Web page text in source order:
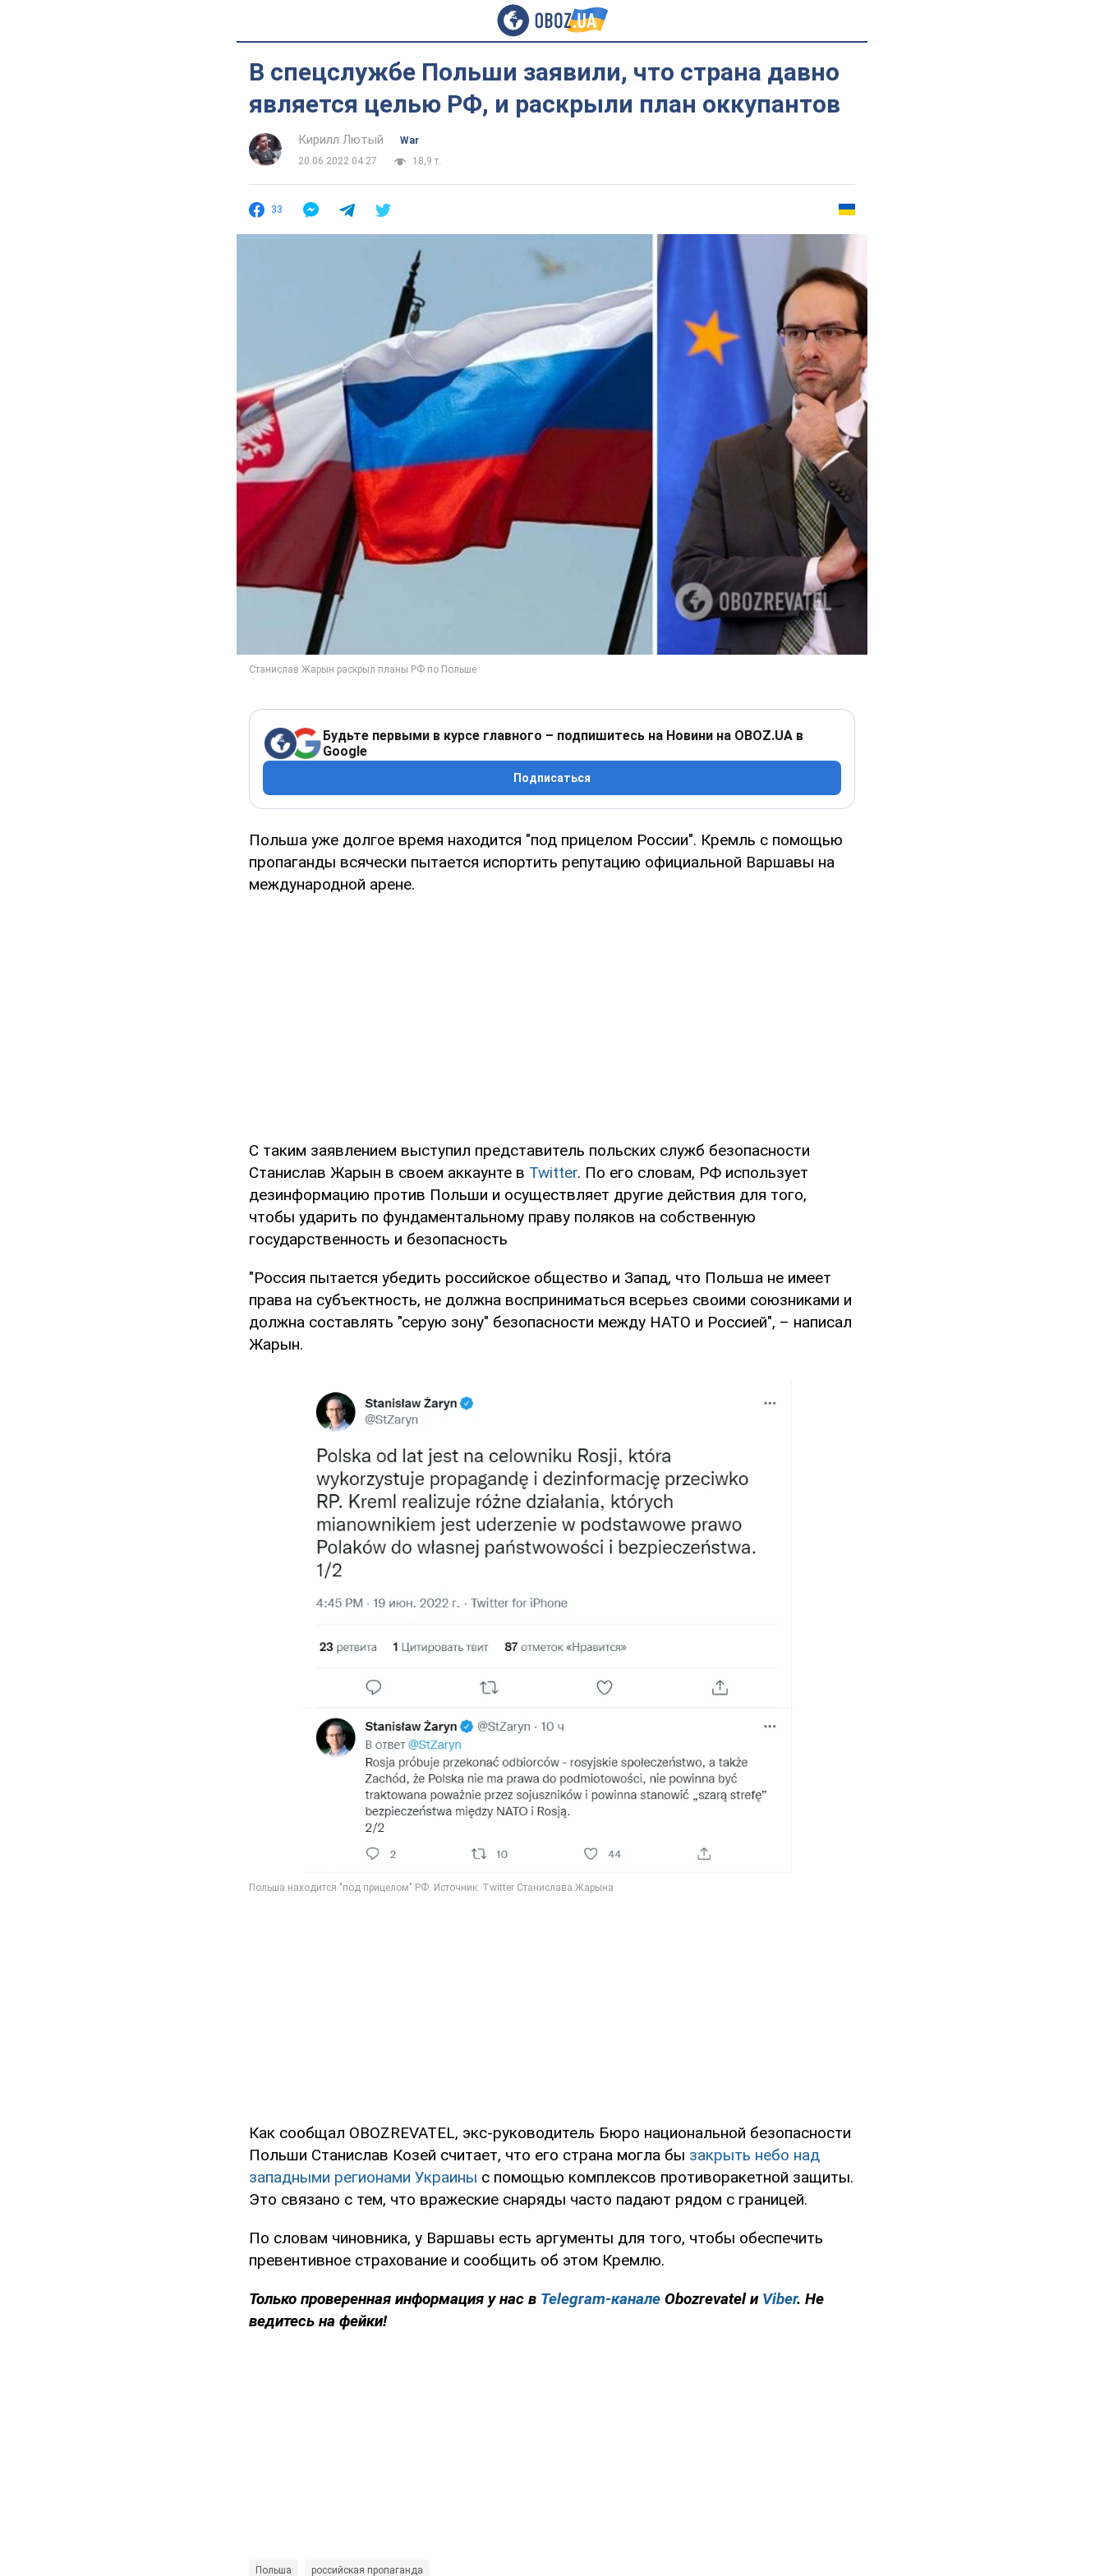
В спецслужбе Польши заявили, что страна давно
является целью РФ, и раскрыли план оккупантов
Кирилл Лютый
War
20.06.2022 04:27
18,9 т.
33
Будьте первыми в курсе главного – подпишитесь на Новини на OBOZ.UA в
Google
Подписаться
Польша уже долгое время находится "под прицелом России". Кремль с помощью
пропаганды всячески пытается испортить репутацию официальной Варшавы на
международной арене.
С таким заявлением выступил представитель польских служб безопасности
Станислав Жарын в своем аккаунте в Twitter. По его словам, РФ использует
дезинформацию против Польши и осуществляет другие действия для того,
чтобы ударить по фундаментальному праву поляков на собственную
государственность и безопасность
"Россия пытается убедить российское общество и Запад, что Польша не имеет
права на субъектность, не должна восприниматься всерьез своими союзниками и
должна составлять "серую зону" безопасности между НАТО и Россией", – написал
Жарын.
Как сообщал OBOZREVATEL, экс-руководитель Бюро национальной безопасности
Польши Станислав Козей считает, что его страна могла бы закрыть небо над
западными регионами Украины с помощью комплексов противоракетной защиты.
Это связано с тем, что вражеские снаряды часто падают рядом с границей.
По словам чиновника, у Варшавы есть аргументы для того, чтобы обеспечить
превентивное страхование и сообщить об этом Кремлю.
Только проверенная информация у нас в Telegram-канале Obozrevatel и Viber. Не
ведитесь на фейки!
Польша российская пропаганда